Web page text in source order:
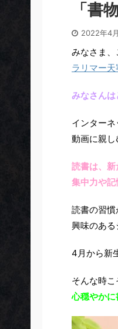
「書
2022年4
みなさま、
ラリマー天
みなさんは
インターネ
動画に親
読書は、新
集中力や
読書の習慣
興味のあ
4月から新
そんな時こ
心穏やかに